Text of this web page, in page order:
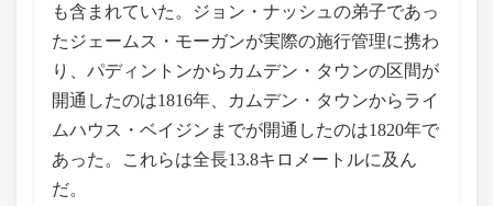
も含まれていた。ジョン・ナッシュの弟子であっ
たジェームス・モーガンが実際の施行管理に携わ
り、パディントンからカムデン・タウンの区間が
開通したのは1816年、カムデン・タウンからライ
ムハウス・ベイジンまでが開通したのは1820年で
あった。これらは全長13.8キロメートルに及ん
だ。